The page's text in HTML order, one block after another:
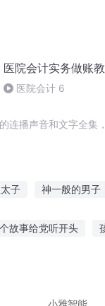
医院会计实务做账
医院会计 6
播声音和文字全集
子 神一般的男子
故事给党听开头
小雅智能